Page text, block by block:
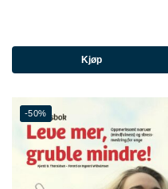
Kjøp
-50%